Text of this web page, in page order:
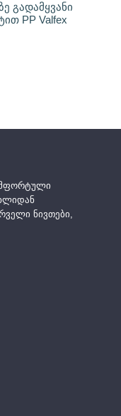
გადამყვანი
PP Valfex
ნივთები,